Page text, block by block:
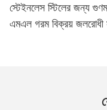
স্টেইনলেস স্টিলের
এমএল গরম বিক্রয় জলরোধী